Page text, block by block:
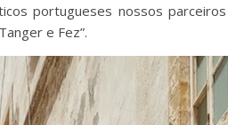
portugueses nossos
e Fez”.